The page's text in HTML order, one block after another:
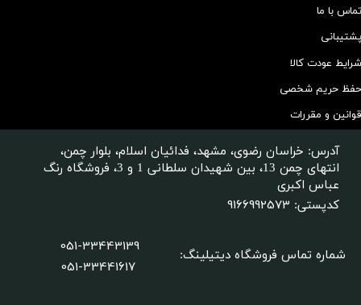
تماس با ما
پشتیبانی
شرایط عودت کالا
حفظ حریم شخصی
قوانین و مقررات
شماره تماس فروشگاه دیتیلینگ:
051-33443139
051-33441617
آدرس: خراسان رضوی، مشهد، فدائیان اسلام، بلوار چمن،
انتهای چمن 13، بین شهیدان سلطانی 1 و 3، فروشگاه رنگ
عباس اکبری
کدپستی: 9166992573